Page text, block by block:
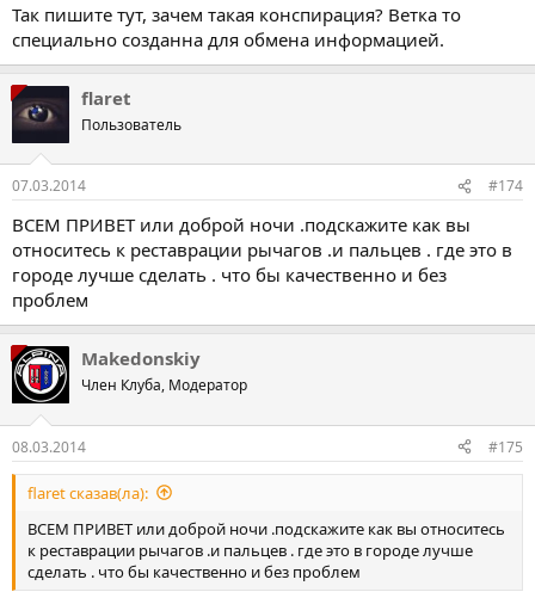
Так пишите тут, зачем такая конспирация? Ветка то
специально созданна для обмена информацией.
flaret
Пользователь
07.03.2014 #174
ВСЕМ ПРИВЕТ или доброй ночи .подскажите как вы
относитесь к реставрации рычагов .и пальцев . где это в
городе лучше сделать . что бы качественно и без
проблем
Makedonskiy
Член Клуба, Модератор
08.03.2014 #175
flaret сказав(ла):
ВСЕМ ПРИВЕТ или доброй ночи .подскажите как вы относитесь
к реставрации рычагов .и пальцев . где это в городе лучше
сделать . что бы качественно и без проблем